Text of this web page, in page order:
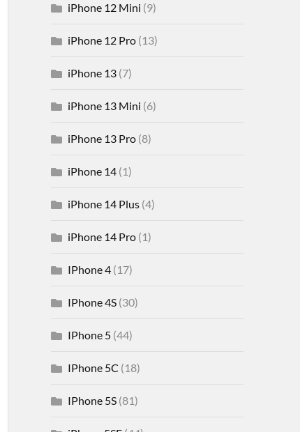
iPhone 12 Mini (9)
iPhone 12 Pro(13)
iPhone 13(7)
iPhone 13 Mini (6)
iPhone 13 Pro(8)
iPhone 14(1)
iPhone 14 Plus(4)
iPhone 14 Pro(1)
IPhone 4(17)
IPhone 4S(30)
IPhone 5(44)
IPhone 5C (18)
IPhone 5S(81)